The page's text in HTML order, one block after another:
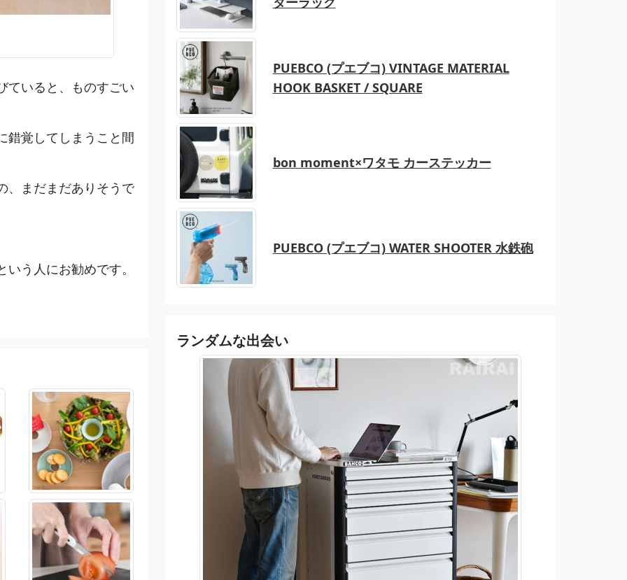
ていると、ものすごい
錯覚してしまうこと間
、まだまだありそうで
う人にお勧めです。
PUEBCO (プエブコ) VINTAGE MATERIAL
HOOK BASKET / SQUARE
bon moment×ワタモ カーステッカー
PUEBCO (プエブコ) WATER SHOOTER 水鉄砲
ランダムな出会い